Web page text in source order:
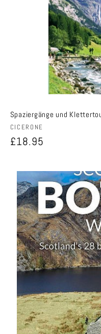
Spaziergänge und
Anbieter:
CICERONE
Normaler
£18.95